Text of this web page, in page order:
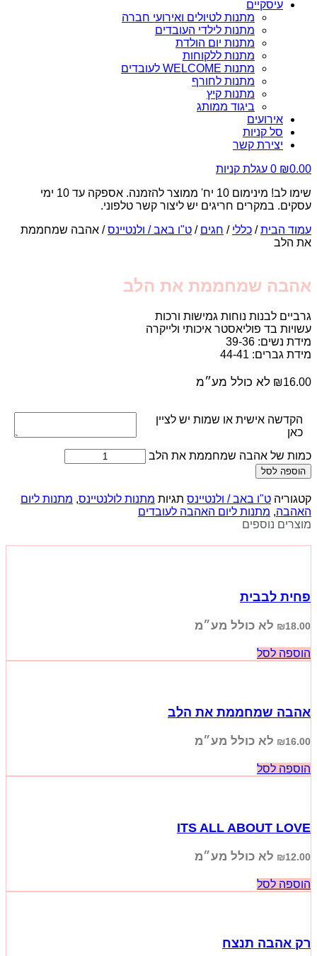
עיסקיים
מתנות לטיולים ואירועי חברה
מתנות לילדי העובדים
מתנות יום הולדת
מתנות ללקוחות
מתנות WELCOME לעובדים
מתנות לחורף
מתנות קיץ
ביגוד ממותג
אירועים
סל קניות
יצירת קשר
₪0.00
0 עגלת קניות
שימו לב! מינימום 10 יח' ממוצר להזמנה. אספקה עד 10 ימי
עסקים. במקרים חריגים יש ליצור קשר טלפוני.
עמוד הבית/ כללי / חגים / ט"ו באב / ולנטיינס/ אהבה שמחממת
את הלב
אהבה שמחממת את הלב
גרביים לבנות נוחות גמישות ורכות
עשויות בד פוליאסטר איכותי ולייקרה
מידת נשים: 39-36
מידת גברים: 44-41
₪16.00 לא כולל מע״מ
הקדשה אישית או שמות יש לציין
כאן
כמות של אהבה שמחממת את הלב
הוספה לסל
קטגוריה ט"ו באב / ולנטיינס תגיות מתנות לולנטיינס, מתנות ליום
האהבה, מתנות ליום האהבה לעובדים
מוצרים נוספים
פחית לבבית
₪18.00 לא כולל מע״מ
הוספה לסל
אהבה שמחממת את הלב
₪16.00 לא כולל מע״מ
הוספה לסל
ITS ALL ABOUT LOVE
₪12.00 לא כולל מע״מ
הוספה לסל
רק אהבה תנצח